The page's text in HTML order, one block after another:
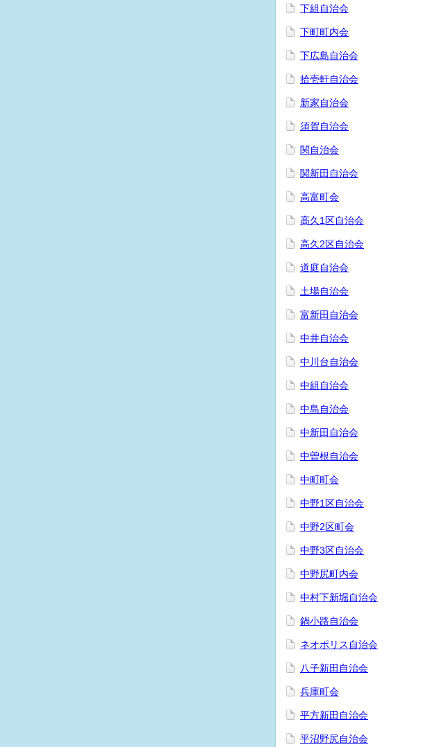
下組自治会
下町町内会
下広島自治会
拾壱軒自治会
新家自治会
須賀自治会
関自治会
関新田自治会
高富町会
高久1区自治会
高久2区自治会
道庭自治会
土場自治会
富新田自治会
中井自治会
中川台自治会
中組自治会
中島自治会
中新田自治会
中曽根自治会
中町町会
中野1区自治会
中野2区町会
中野3区自治会
中野尻町内会
中村下新堀自治会
鍋小路自治会
ネオポリス自治会
八子新田自治会
兵庫町会
平方新田自治会
平沼野尻自治会